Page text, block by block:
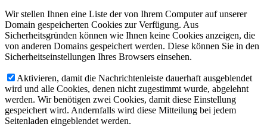
Wir stellen Ihnen eine Liste der von Ihrem Computer auf unserer
Domain gespeicherten Cookies zur Verfügung. Aus
Sicherheitsgründen können wie Ihnen keine Cookies anzeigen, die
von anderen Domains gespeichert werden. Diese können Sie in den
Sicherheitseinstellungen Ihres Browsers einsehen.
Aktivieren, damit die Nachrichtenleiste dauerhaft ausgeblendet
wird und alle Cookies, denen nicht zugestimmt wurde, abgelehnt
werden. Wir benötigen zwei Cookies, damit diese Einstellung
gespeichert wird. Andernfalls wird diese Mitteilung bei jedem
Seitenladen eingeblendet werden.